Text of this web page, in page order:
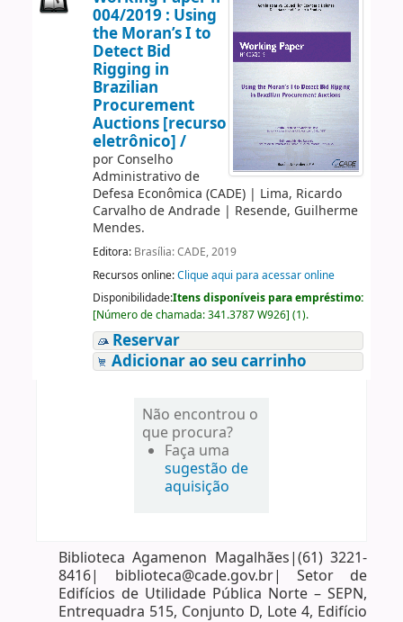
004/2019 : Using
the Moran’s I to
Detect Bid
Rigging in
Brazilian
Procurement
Auctions [recurso
eletrônico] /
por Conselho
Administrativo de
Defesa Econômica (CADE)| Lima, Ricardo
Carvalho de Andrade| Resende, Guilherme
Mendes.
Editora: Brasília: CADE, 2019
Recursos online:Clique aqui para acessar online
Disponibilidade:Itens disponíveis para empréstimo:
[Número de chamada:341.3787 W926] (1).
Reservar
Adicionar ao seu carrinho
Não encontrou o
que procura?
Faça uma
sugestão de
aquisição
Biblioteca Agamenon Magalhães|(61) 3221-
8416| biblioteca@cade.gov.br| Setor de
Edifícios de Utilidade Pública Norte – SEPN,
Entrequadra 515, Conjunto D, Lote 4, Edifício